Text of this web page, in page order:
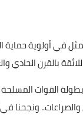
في أولوية حماية
بالقرن الحادي
القوات
ونجحنا في